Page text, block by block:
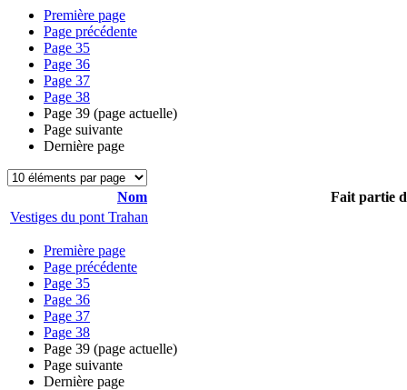
Première page
Page précédente
Page 35
Page 36
Page 37
Page 38
Page 39 (page actuelle)
Page suivante
Dernière page
Nom
Fait partie
Vestiges du pont Trahan
Première page
Page précédente
Page 35
Page 36
Page 37
Page 38
Page 39 (page actuelle)
Page suivante
Dernière page